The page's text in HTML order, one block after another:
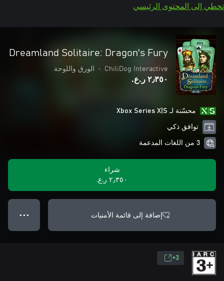
تخطي إلى المحتوى الرئيسي
Dreamland Solitaire: Dragon's Fury
ChiliDog Interactive
• الورق واللوحة
٢٫٣٥٠ ر.ع.‏
محسّنة لـ Xbox Series X|S
توافق ذكي
3 من اللغات المدعمة
شراء
٢٫٣٥٠ ر.ع.‏
إضافة إلى قائمة الأمنيات ● ● ●
3+